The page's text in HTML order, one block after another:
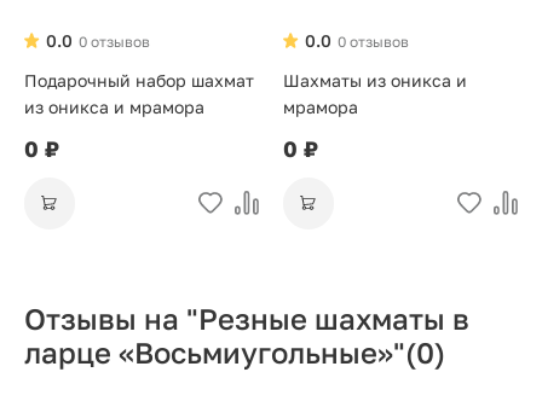
0 отзывов
0.0
Подарочный набор шахмат
из оникса и мрамора
0 ₽
0 отзывов
0.0
Шахматы из оникса и
мрамора
0 ₽
Отзывы на "Резные шахматы в
ларце «Восьмиугольные»"(0)